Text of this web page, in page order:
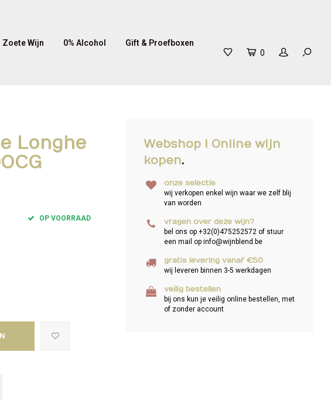
Zoete Wijn 0% Alcohol Gift & Proefboxen
0
Longhe
OP VOORRAAD
Webshop I Online wijn
kopen.
onze selectie
wij verkopen enkel wijn waar we zelf blij
van worden
vragen over deze wijn?
bel ons op +32(0)475252572 of stuur
een mail op info@wijnblend.be
gratis levering vanaf €50
wij leveren binnen 3-5 werkdagen
veilig bestellen
bij ons kun je veilig online bestellen, met
of zonder account